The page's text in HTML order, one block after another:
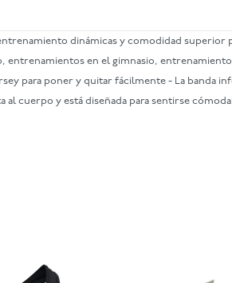
dinámicas y comodidad superior
en el gimnasio,
para poner y quitar fácilmente - La banda
cuerpo y está diseñada para sentirse